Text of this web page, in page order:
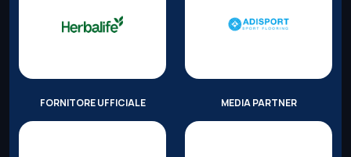
FORNITORE UFFICIALE MEDIA PARTNER